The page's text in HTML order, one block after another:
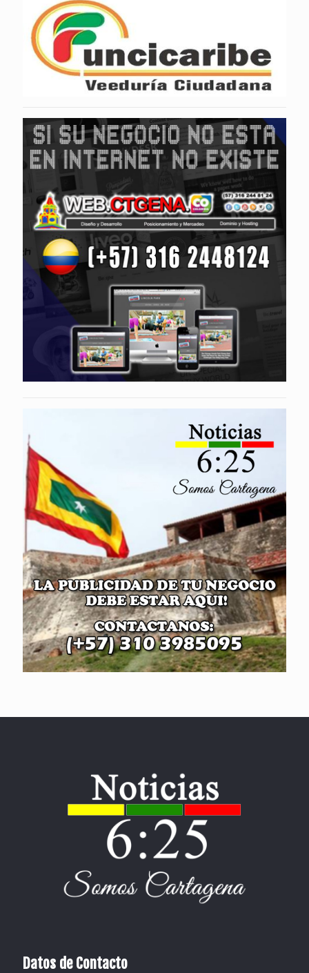
Datos de Contacto